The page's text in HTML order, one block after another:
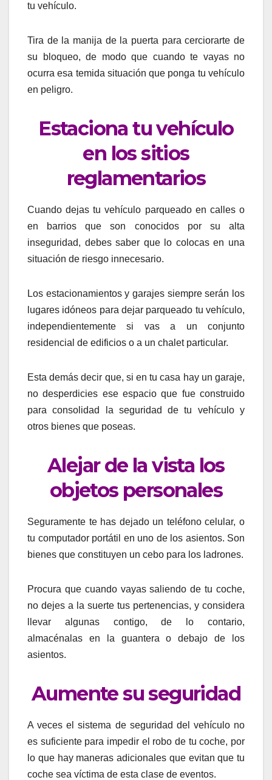
tu vehículo.
Tira de la manija de la puerta para cerciorarte de
su bloqueo, de modo que cuando te vayas no
ocurra esa temida situación que ponga tu vehículo
en peligro.
Estaciona tu vehículo
en los sitios
reglamentarios
Cuando dejas tu vehículo parqueado en calles o
en barrios que son conocidos por su alta
inseguridad, debes saber que lo colocas en una
situación de riesgo innecesario.
Los estacionamientos y garajes siempre serán los
lugares idóneos para dejar parqueado tu vehículo,
independientemente si vas a un conjunto
residencial de edificios o a un chalet particular.
Esta demás decir que, si en tu casa hay un garaje,
no desperdicies ese espacio que fue construido
para consolidad la seguridad de tu vehículo y
otros bienes que poseas.
Alejar de la vista los
objetos personales
Seguramente te has dejado un teléfono celular, o
tu computador portátil en uno de los asientos. Son
bienes que constituyen un cebo para los ladrones.
Procura que cuando vayas saliendo de tu coche,
no dejes a la suerte tus pertenencias, y considera
llevar algunas contigo, de lo contario,
almacénalas en la guantera o debajo de los
asientos.
Aumente su seguridad
A veces el sistema de seguridad del vehículo no
es suficiente para impedir el robo de tu coche, por
lo que hay maneras adicionales que evitan que tu
coche sea víctima de esta clase de eventos.